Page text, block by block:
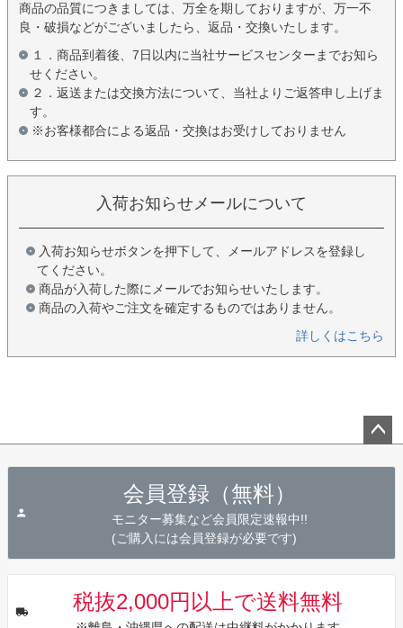
商品の品質につきましては、万全を期しておりますが、万一不
良・破損などがございましたら、返品・交換いたします。
１．商品到着後、7日以内に当社サービスセンターまでお知ら
せください。
２．返送または交換方法について、当社よりご返答申し上げま
す。
※お客様都合による返品・交換はお受けしておりません
入荷お知らせメールについて
入荷お知らせボタンを押下して、メールアドレスを登録し
てください。
商品が入荷した際にメールでお知らせいたします。
商品の入荷やご注文を確定するものではありません。
詳しくはこちら
会員登録（無料）
モニター募集など会員限定速報中!!
(ご購入には会員登録が必要です)
税抜2,000円以上で送料無料